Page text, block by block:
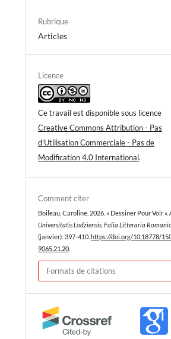
Rubrique
Articles
Licence
Ce travail est disponible sous licence
Creative Commons Attribution - Pas
d'Utilisation Commerciale - Pas de
Modification 4.0 International.
Comment citer
Boileau, Caroline. 2026. « Dessiner Pour Voir ».
Universitatis Lodziensis. Folia Litteraria
(janvier): 397-410. https://doi.org/10.18778/
9065.21.20
Formats de citations